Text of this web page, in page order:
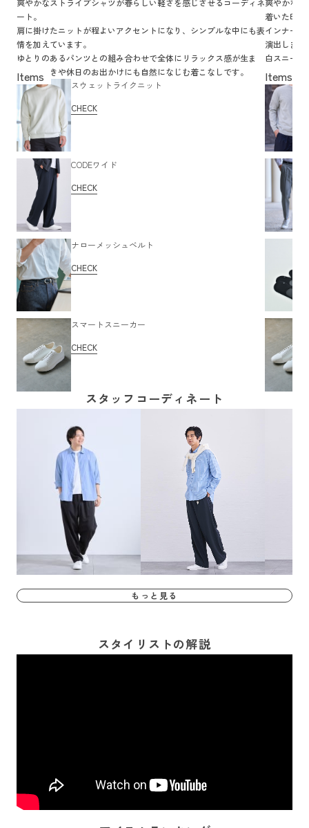
ート。
肩に掛けたニットが程よいアクセントになり、シンプルな中にも表
情を加えています。
ゆとりのあるパンツとの組み合わせで全体にリラックス感が生ま
れ、街歩きや休日のお出かけにも自然になじむ着こなしです。
スウェットライクニット
CHECK
CODEワイド
CHECK
ナローメッシュベルト
CHECK
スマートスニーカー
CHECK
着いた印
インナー
演出します
白スニー
の休日に
スタッフコーディネート
もっと見る
スタイリストの解説